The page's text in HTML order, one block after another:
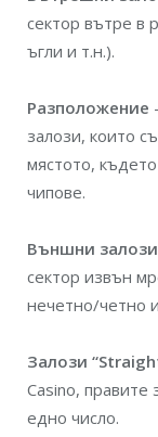
сектор вътре в
ъгли и т.н.).
Разположение
залози, които
мястото,
чипове.
Външни
сектор извън
нечетно/четно
Залози
Casino, правите
едно число.